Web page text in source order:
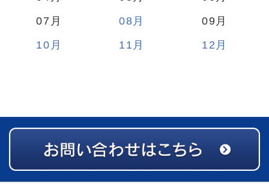
07
08
09
10
11 12